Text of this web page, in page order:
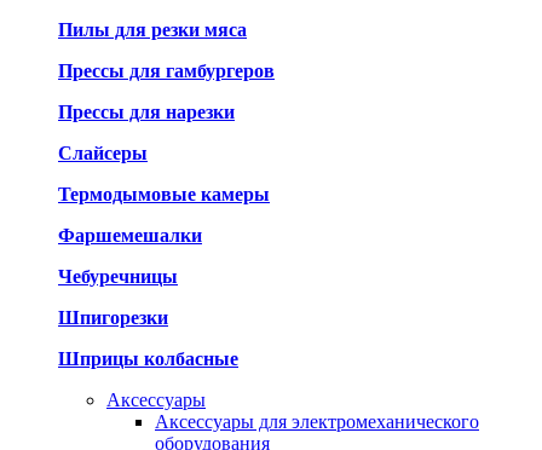
Пилы для резки мяса
Прессы для гамбургеров
Прессы для нарезки
Слайсеры
Термодымовые камеры
Фаршемешалки
Чебуречницы
Шпигорезки
Шприцы колбасные
Аксессуары
Аксессуары для электромеханического
оборудования